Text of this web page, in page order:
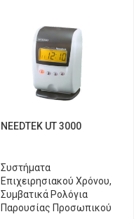
NEEDTEK UT 3000
Συστήματα
Επιχειρησιακού Χρόνου,
Συμβατικά Ρολόγια
Παρουσίας Προσωπικού